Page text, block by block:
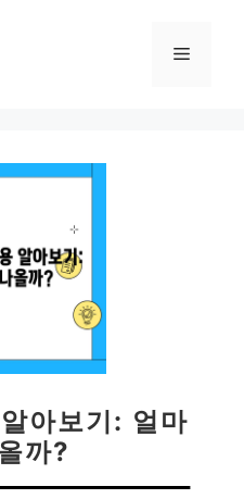
메
아보기: 얼마
까?